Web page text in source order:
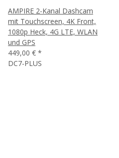
AMPIRE 2-Kanal Dashcam
mit Touchscreen, 4K Front,
1080p Heck, 4G LTE, WLAN
und GPS
449,00 € *
DC7-PLUS